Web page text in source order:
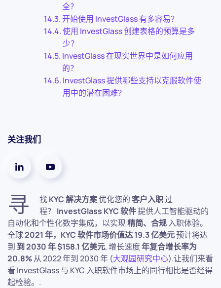
全？
开始使用 InvestGlass 有多容易？
使用 InvestGlass 创建表格的预算是多
少？
InvestGlass 在现实世界中是如何应用
的？
InvestGlass 提供哪些支持以克服软件使
用中的潜在困难？
关注我们
寻 找KYC 解决方案优化您的客户入职过
程？ InvestGlass KYC 软件提供人工智能驱动的
自动化和个性化数字集成，以实现精简、合规入职体验。
全球2021 年，KYC 软件市场价值达 19.3 亿美元预计将达
到 到 2030 年 $158.1 亿美元, 增长速度年复合增长率为
20.8%从 2022 年到 2030 年 (大观园研究中心).让我们来看
看 InvestGlass 与 KYC 入职软件市场上的同行相比是否经得
起检验。.